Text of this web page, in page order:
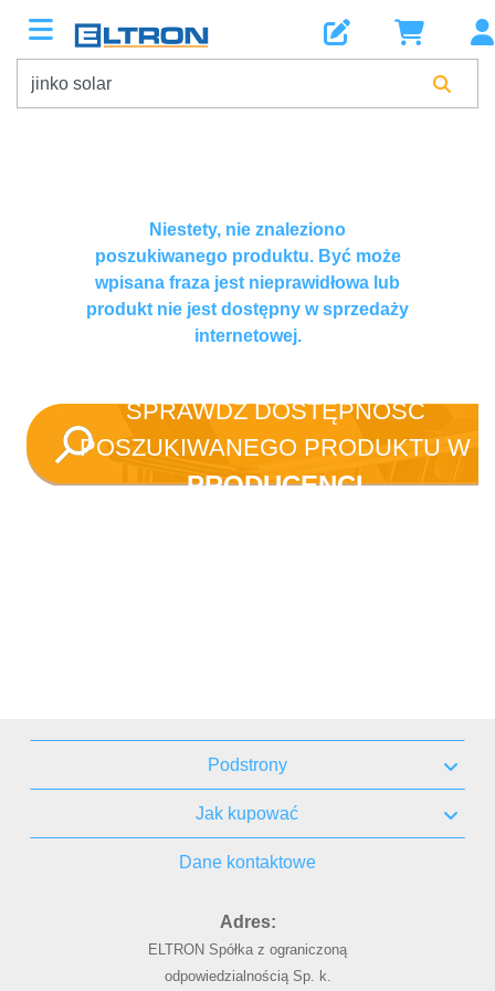
Niestety, nie znaleziono
poszukiwanego produktu. Być może
wpisana fraza jest nieprawidłowa lub
produkt nie jest dostępny w sprzedaży
internetowej.
SPRAWDŹ DOSTĘPNOŚĆ
POSZUKIWANEGO PRODUKTU W
PRODUCENCI
Podstrony
Jak kupować
Dane kontaktowe
Adres:
ELTRON Spółka z ograniczoną
odpowiedzialnością Sp. k.